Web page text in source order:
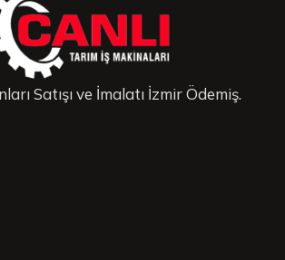
Satışı ve İmalatı İzmir Ödemiş.